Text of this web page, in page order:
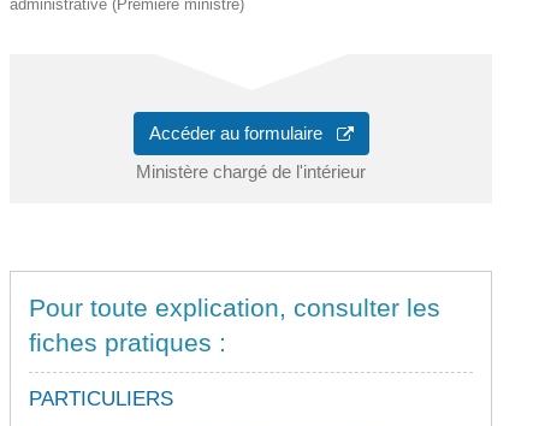
administrative (Première ministre)
Accéder au formulaire
Ministère chargé de l'intérieur
Pour toute explication, consulter les
fiches pratiques :
PARTICULIERS